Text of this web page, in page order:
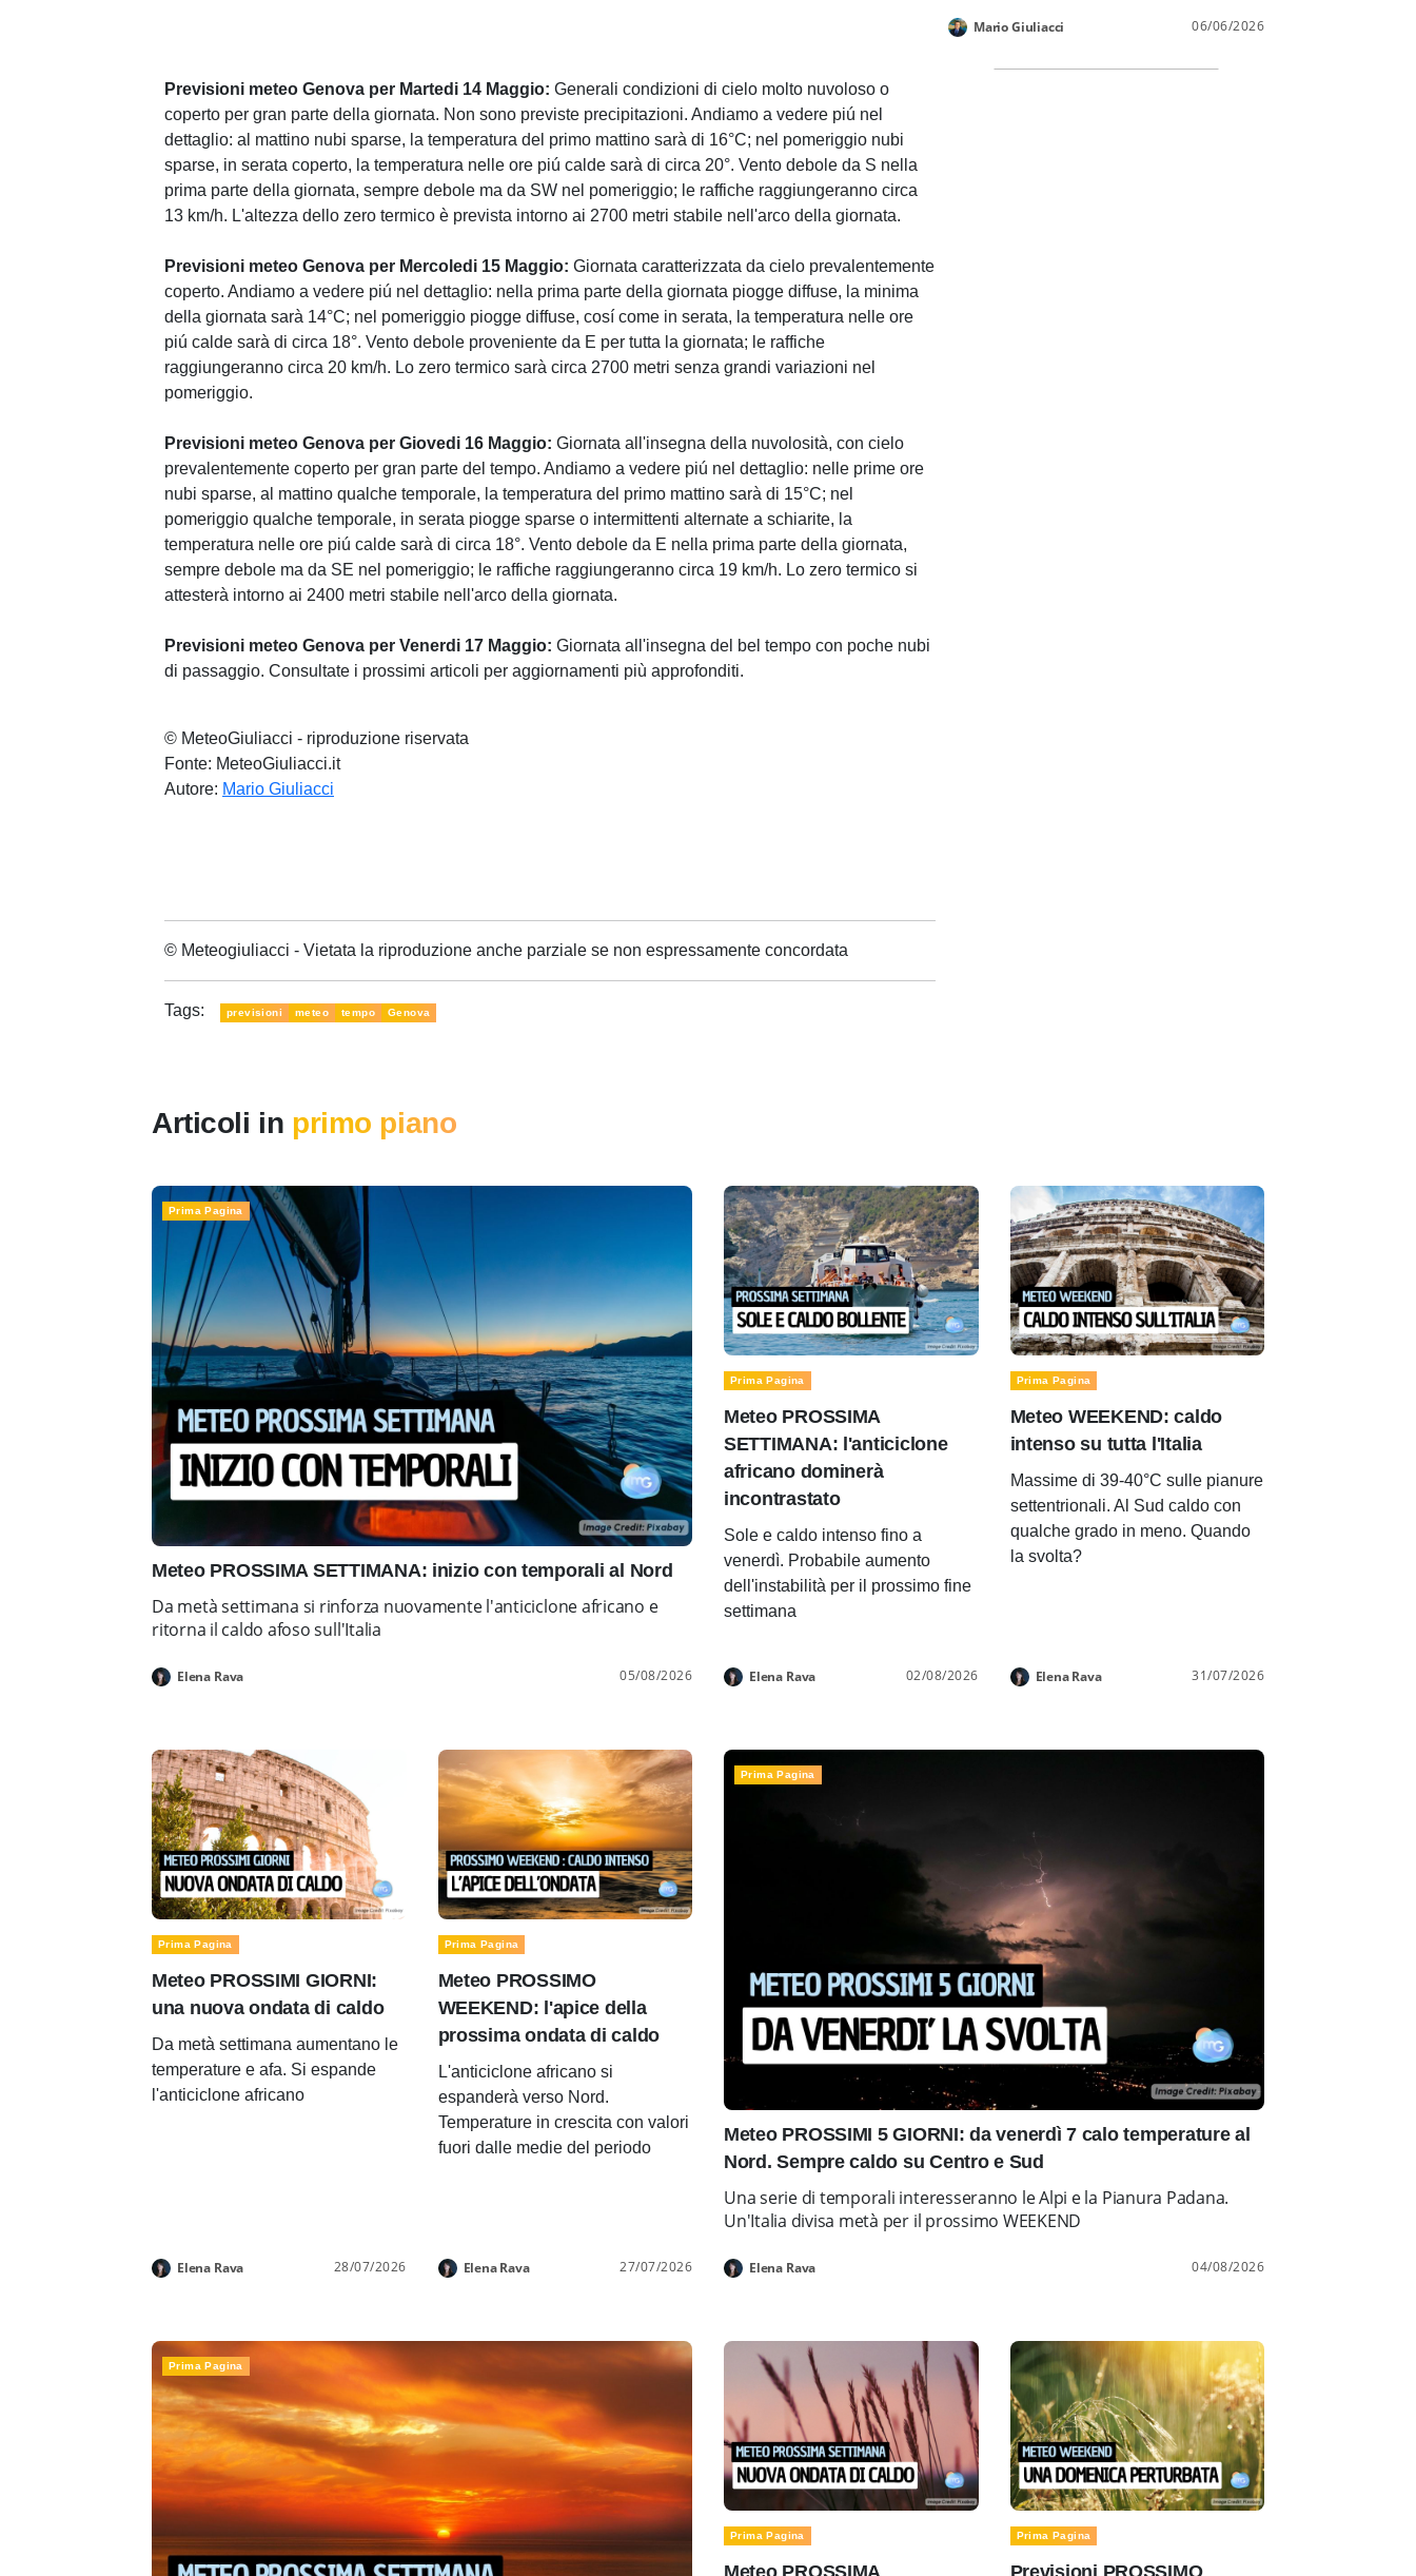
Previsioni meteo Genova per Martedi 14 Maggio: Generali condizioni di cielo molto nuvoloso o
coperto per gran parte della giornata. Non sono previste precipitazioni. Andiamo a vedere piú nel
dettaglio: al mattino nubi sparse, la temperatura del primo mattino sarà di 16°C; nel pomeriggio nubi
sparse, in serata coperto, la temperatura nelle ore piú calde sarà di circa 20°. Vento debole da S nella
prima parte della giornata, sempre debole ma da SW nel pomeriggio; le raffiche raggiungeranno circa
13 km/h. L'altezza dello zero termico è prevista intorno ai 2700 metri stabile nell'arco della giornata.
Previsioni meteo Genova per Mercoledi 15 Maggio: Giornata caratterizzata da cielo prevalentemente
coperto. Andiamo a vedere piú nel dettaglio: nella prima parte della giornata piogge diffuse, la minima
della giornata sarà 14°C; nel pomeriggio piogge diffuse, cosí come in serata, la temperatura nelle ore
piú calde sarà di circa 18°. Vento debole proveniente da E per tutta la giornata; le raffiche
raggiungeranno circa 20 km/h. Lo zero termico sarà circa 2700 metri senza grandi variazioni nel
pomeriggio.
Previsioni meteo Genova per Giovedi 16 Maggio: Giornata all'insegna della nuvolosità, con cielo
prevalentemente coperto per gran parte del tempo. Andiamo a vedere piú nel dettaglio: nelle prime ore
nubi sparse, al mattino qualche temporale, la temperatura del primo mattino sarà di 15°C; nel
pomeriggio qualche temporale, in serata piogge sparse o intermittenti alternate a schiarite, la
temperatura nelle ore piú calde sarà di circa 18°. Vento debole da E nella prima parte della giornata,
sempre debole ma da SE nel pomeriggio; le raffiche raggiungeranno circa 19 km/h. Lo zero termico si
attesterà intorno ai 2400 metri stabile nell'arco della giornata.
Previsioni meteo Genova per Venerdi 17 Maggio: Giornata all'insegna del bel tempo con poche nubi
di passaggio. Consultate i prossimi articoli per aggiornamenti più approfonditi.
© MeteoGiuliacci - riproduzione riservata
Fonte: MeteoGiuliacci.it
Autore: Mario Giuliacci
© Meteogiuliacci - Vietata la riproduzione anche parziale se non espressamente concordata
Tags: previsioni meteo tempo Genova
Mario Giuliacci 06/06/2026
Articoli in primo piano
Prima Pagina
Meteo PROSSIMA SETTIMANA: inizio con temporali al Nord
Da metà settimana si rinforza nuovamente l'anticiclone africano e
ritorna il caldo afoso sull'Italia
Elena Rava 05/08/2026
Prima Pagina
Meteo PROSSIMA
SETTIMANA: l'anticiclone
africano dominerà
incontrastato
Sole e caldo intenso fino a
venerdì. Probabile aumento
dell'instabilità per il prossimo fine
settimana
Elena Rava 02/08/2026
Prima Pagina
Meteo WEEKEND: caldo
intenso su tutta l'Italia
Massime di 39-40°C sulle pianure
settentrionali. Al Sud caldo con
qualche grado in meno. Quando
la svolta?
Elena Rava 31/07/2026
Prima Pagina
Meteo PROSSIMI GIORNI:
una nuova ondata di caldo
Da metà settimana aumentano le
temperature e afa. Si espande
l'anticiclone africano
Elena Rava 28/07/2026
Prima Pagina
Meteo PROSSIMO
WEEKEND: l'apice della
prossima ondata di caldo
L'anticiclone africano si
espanderà verso Nord.
Temperature in crescita con valori
fuori dalle medie del periodo
Elena Rava 27/07/2026
Prima Pagina
Meteo PROSSIMI 5 GIORNI: da venerdì 7 calo temperature al
Nord. Sempre caldo su Centro e Sud
Una serie di temporali interesseranno le Alpi e la Pianura Padana.
Un'Italia divisa metà per il prossimo WEEKEND
Elena Rava 04/08/2026
Prima Pagina
Prima Pagina Prima Pagina